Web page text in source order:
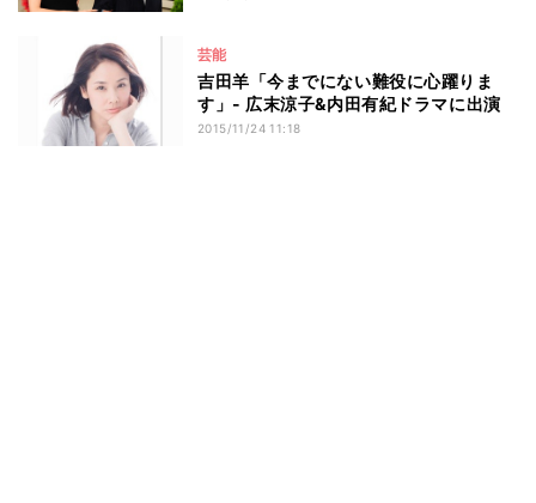
芸能
吉田羊「今までにない難役に心躍りま
す」- 広末涼子&内田有紀ドラマに出演
2015/11/24 11:18